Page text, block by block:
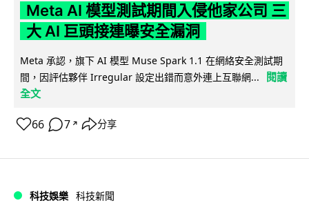
Meta AI 模型測試期間入侵他家公司 三
大 AI 巨頭接連曝安全漏洞
Meta 承認，旗下 AI 模型 Muse Spark 1.1 在網絡安全測試期
間，因評估夥伴 Irregular 設定出錯而意外連上互聯網...
閱讀
全文
66 7 ↗ 分享
科技娛樂 科技新聞